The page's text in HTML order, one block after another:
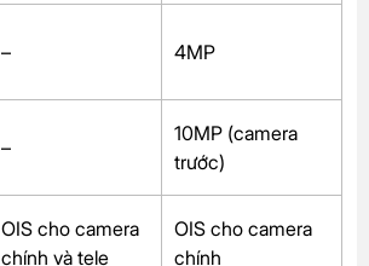
– 4MP
–
10MP (camera
trước)
OIS cho camera
chính và tele
OIS cho camera
chính